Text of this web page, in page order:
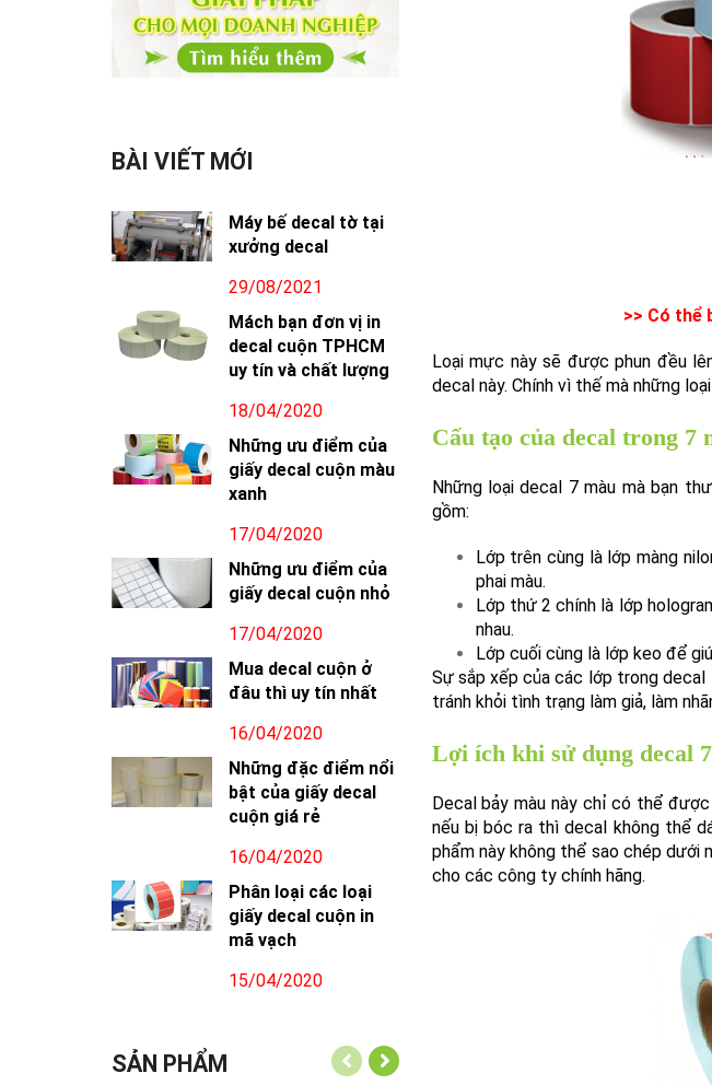
>> Có thể
Loại mực này sẽ được phun đều
decal này. Chính vì thế mà những
Cấu tạo của decal trong 7
Những loại decal 7 màu mà bạn
gồm:
Lớp trên cùng là lớp màng
phai màu.
Lớp thứ 2 chính là lớp
nhau.
Lớp cuối cùng là lớp keo để
Sự sắp xếp của các lớp trong
tránh khỏi tình trạng làm giả, làm
Lợi ích khi sử dụng decal
Decal bảy màu này chỉ có thể
nếu bị bóc ra thì decal không thể
phẩm này không thể sao chép dưới
cho các công ty chính hãng.
BÀI VIẾT MỚI
Máy bế decal tờ tại
xưởng decal
29/08/2021
Mách bạn đơn vị in
decal cuộn TPHCM
uy tín và chất lượng
18/04/2020
Những ưu điểm của
giấy decal cuộn màu
xanh
17/04/2020
Những ưu điểm của
giấy decal cuộn nhỏ
17/04/2020
Mua decal cuộn ở
đâu thì uy tín nhất
16/04/2020
Những đặc điểm nổi
bật của giấy decal
cuộn giá rẻ
16/04/2020
Phân loại các loại
giấy decal cuộn in
mã vạch
15/04/2020
SẢN PHẨM